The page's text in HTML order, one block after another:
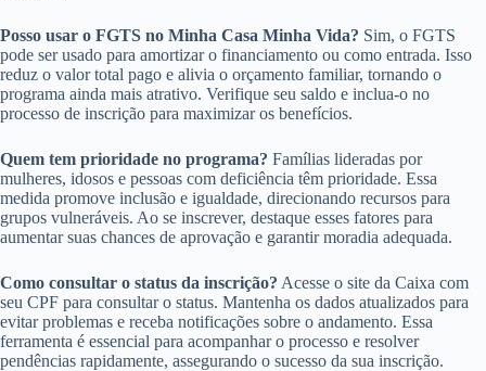
Posso usar o FGTS no Minha Casa Minha Vida? Sim, o FGTS
pode ser usado para amortizar o financiamento ou como entrada. Isso
reduz o valor total pago e alivia o orçamento familiar, tornando o
programa ainda mais atrativo. Verifique seu saldo e inclua-o no
processo de inscrição para maximizar os benefícios.
Quem tem prioridade no programa? Famílias lideradas por
mulheres, idosos e pessoas com deficiência têm prioridade. Essa
medida promove inclusão e igualdade, direcionando recursos para
grupos vulneráveis. Ao se inscrever, destaque esses fatores para
aumentar suas chances de aprovação e garantir moradia adequada.
Como consultar o status da inscrição? Acesse o site da Caixa com
seu CPF para consultar o status. Mantenha os dados atualizados para
evitar problemas e receba notificações sobre o andamento. Essa
ferramenta é essencial para acompanhar o processo e resolver
pendências rapidamente, assegurando o sucesso da sua inscrição.